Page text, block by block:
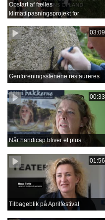
Opstart af fælles
klimatilpasningsprojekt for
03:09
Genforeningsstenene restaureres
00:33
Når handicap bliver et plus
01:56
Tilbageblik på Aprilfestival